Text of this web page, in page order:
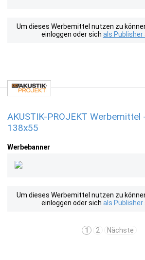
Um dieses Werbemittel nutzen zu
einloggen oder sich als Publisher
AKUSTIK-PROJEKT Werbemittel
138x55
Werbebanner
Um dieses Werbemittel nutzen zu
einloggen oder sich als Publisher
1 2 Nächste